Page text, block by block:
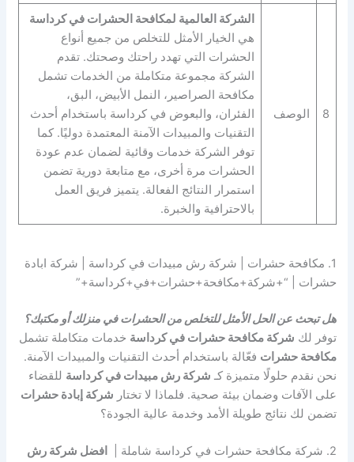
8 الوصف
الشركة العالمية لمكافحة الحشرات في كرداسة
هي الخيار الأمثل للتخلص من جميع أنواع
الحشرات التي تهدد راحتك وصحتك. تقدم
الشركة مجموعة متكاملة من الخدمات تشمل
مكافحة الصراصير، النمل الأبيض، البق،
الفئران، والبعوض في كرداسة باستخدام أحدث
التقنيات والمبيدات الآمنة المعتمدة دوليًا. كما
توفر الشركة خدمات وقائية لضمان عدم عودة
الحشرات مرة أخرى، مع متابعة دورية تضمن
استمرار النتائج الفعالة. يتميز فريق العمل
بالاحترافية والخبرة.
1. مكافحة حشرات | شركة رش مبيدات في كرداسة | شركة ابادة
حشرات | “+شركة+مكافحة+حشرات+في+كرداسة+”
هل تبحث عن الحل الأمثل للتخلص من الحشرات في منزلك أو مكتبك؟
توفر لك شركة مكافحة حشرات في كرداسة خدمات متكاملة تشمل
مكافحة حشرات فعّالة باستخدام أحدث التقنيات والمبيدات الآمنة.
نحن نقدم حلولًا متميزة كـ شركة رش مبيدات في كرداسة للقضاء
على الآفات وضمان بيئة صحية. فلماذا لا تختار شركة إبادة حشرات
تضمن لك نتائج طويلة الأمد وخدمة عالية الجودة؟
2. شركة مكافحة حشرات في كرداسة شاملة |
افضل شركة رش